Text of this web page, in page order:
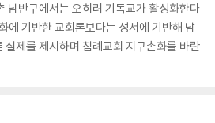
남반구에서는 오히려 기독교가 활성화한다
에 기반한 교회론보다는 성서에 기반해 남
실제를 제시하며 침례교회 지구촌화를 바란